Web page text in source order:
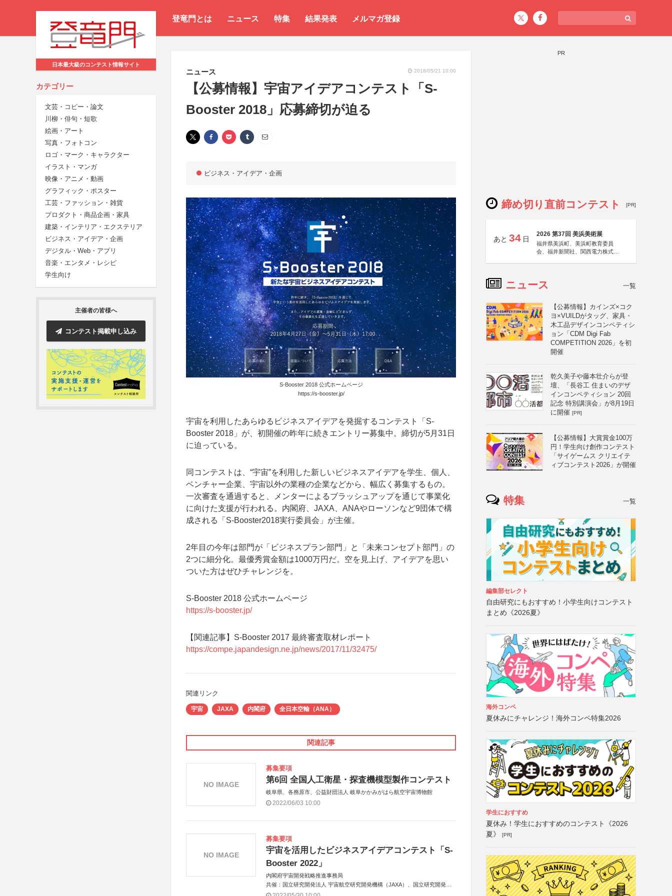
登竜門とは ニュース 特集 結果発表 メルマガ登録
日本最大級のコンテスト情報サイト
カテゴリー
文芸・コピー・論文
川柳・俳句・短歌
絵画・アート
写真・フォトコン
ロゴ・マーク・キャラクター
イラスト・マンガ
映像・アニメ・動画
グラフィック・ポスター
工芸・ファッション・雑貨
プロダクト・商品企画・家具
建築・インテリア・エクステリア
ビジネス・アイデア・企画
デジタル・Web・アプリ
音楽・エンタメ・レシピ
学生向け
主催者の皆様へ
コンテスト掲載申し込み
ニュース 2018/05/21 10:00
【公募情報】宇宙アイデアコンテスト「S-
Booster 2018」応募締切が迫る
ビジネス・アイデア・企画
S-Booster 2018 公式ホームページ
https://s-booster.jp/
宇宙を利用したあらゆるビジネスアイデアを発掘するコンテスト「S-
Booster 2018」が、初開催の昨年に続きエントリー募集中。締切が5月31日
に迫っている。
同コンテストは、“宇宙”を利用した新しいビジネスアイデアを学生、個人、
ベンチャー企業、宇宙以外の業種の企業などから、幅広く募集するもの。
一次審査を通過すると、メンターによるブラッシュアップを通じて事業化
に向けた支援が行われる。内閣府、JAXA、ANAやローソンなど9団体で構
成される「S-Booster2018実行委員会」が主催。
2年目の今年は部門が「ビジネスプラン部門」と「未来コンセプト部門」の
2つに細分化。最優秀賞金額は1000万円だ。空を見上げ、アイデアを思い
ついた方はぜひチャレンジを。
S-Booster 2018 公式ホームページ
https://s-booster.jp/
【関連記事】S-Booster 2017 最終審査取材レポート
https://compe.japandesign.ne.jp/news/2017/11/32475/
関連リンク
宇宙 JAXA 内閣府 全日本空輸（ANA）
関連記事
募集要項
第6回 全国人工衛星・探査機模型製作コンテスト
岐阜県、各務原市、公益財団法人 岐阜かかみがはら航空宇宙博物館
2022/06/03 10:00
NO IMAGE
募集要項
宇宙を活用したビジネスアイデアコンテスト「S-
Booster 2022」
内閣府宇宙開発戦略推進事務局
共催：国立研究開発法人 宇宙航空研究開発機構（JAXA）、国立研究開発法
人 新エネルギー・産業技術総合開発機構（NEDO）
NO IMAGE
PR
締め切り直前コンテスト [PR]
あと 34 日
2026 第37回 美浜美術展
福井県美浜町、美浜町教育委員
会、福井新聞社、関西電力株式会
ニュース 一覧
【公募情報】カインズ×コク
ヨ×VUILDがタッグ、家具・
木工品デザインコンペティシ
ョン「CDM Digi Fab
COMPETITION 2026」を初
開催
乾久美子や藤本壮介らが登
壇、「長谷工 住まいのデザ
インコンペティション 20回
記念 特別講演会」が8月19日
に開催 [PR]
【公募情報】大賞賞金100万
円！学生向け創作コンテスト
「サイゲームス クリエイテ
ィブコンテスト2026」が開催
特集 一覧
編集部セレクト
自由研究にもおすすめ！小学生向けコンテスト
まとめ《2026夏》
海外コンペ
夏休みにチャレンジ！海外コンペ特集2026
学生におすすめ
夏休み！学生におすすめのコンテスト《2026
夏》
[PR]